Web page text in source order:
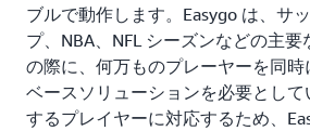
ブルで動作します。Easygo は、サ
プ、NBA、NFL シーズンなどの主要
の際に、何万ものプレーヤーを同
ベースソリューションを必要とし
するプレイヤーに対応するため、